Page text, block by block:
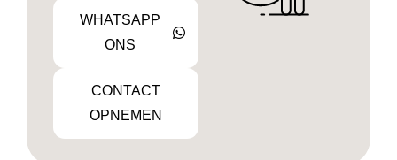
WHATSAPP
ONS
CONTACT
OPNEMEN